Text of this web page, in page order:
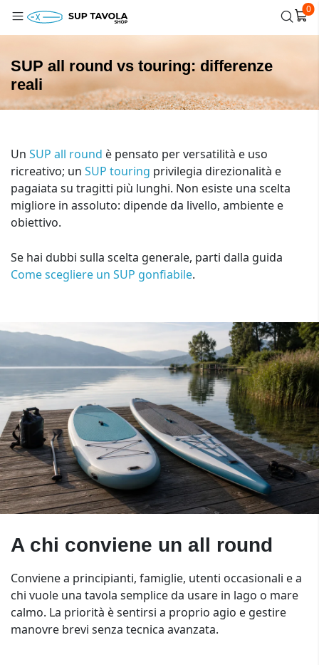
0
SUP all round vs touring: differenze
reali
Un SUP all round è pensato per versatilità e uso
ricreativo; un SUP touring privilegia direzionalità e
pagaiata su tragitti più lunghi. Non esiste una scelta
migliore in assoluto: dipende da livello, ambiente e
obiettivo.
Se hai dubbi sulla scelta generale, parti dalla guida
Come scegliere un SUP gonfiabile.
A chi conviene un all round
Conviene a principianti, famiglie, utenti occasionali e a
chi vuole una tavola semplice da usare in lago o mare
calmo. La priorità è sentirsi a proprio agio e gestire
manovre brevi senza tecnica avanzata.